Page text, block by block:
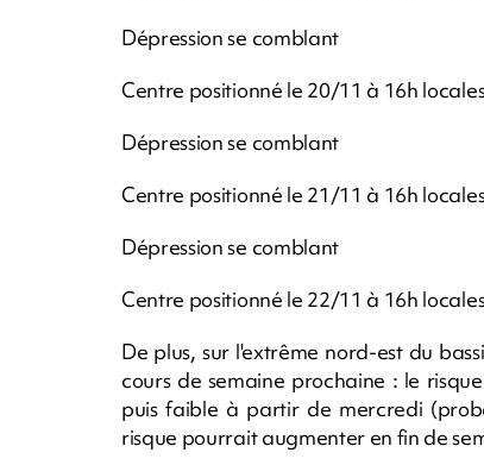
Dépression se comblant
Centre positionné le 20/11 à 16h
Dépression se comblant
Centre positionné le 21/11 à 16h
Dépression se comblant
Centre positionné le 22/11 à 16h
De plus, sur l'extrême nord-est du
cours de semaine prochaine : le
puis faible à partir de mercredi
risque pourrait augmenter en fin de